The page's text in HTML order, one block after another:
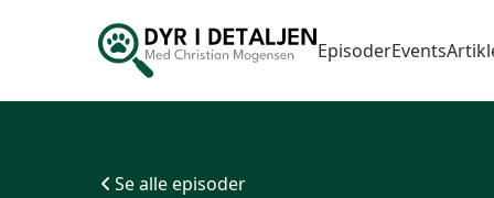
EpisoderEvents
Se alle episoder